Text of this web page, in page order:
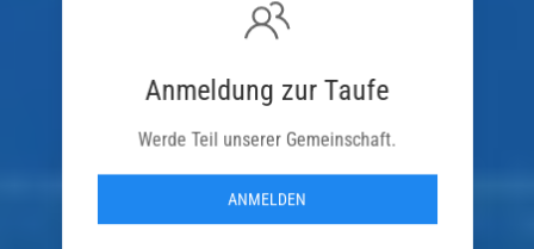
Anmeldung zur Taufe
Werde Teil unserer Gemeinschaft.
ANMELDEN